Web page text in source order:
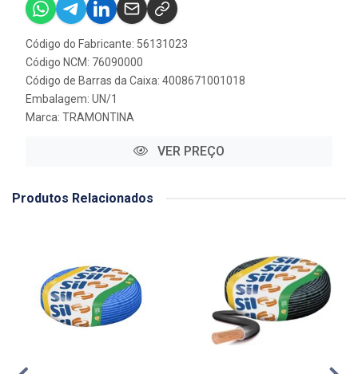
Código do Fabricante: 56131023
Código NCM: 76090000
Código de Barras da Caixa: 4008671001018
Embalagem: UN/1
Marca: TRAMONTINA
VER PREÇO
Produtos Relacionados